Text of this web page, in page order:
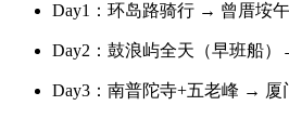
Day1：环岛路骑行 → 曾厝垵
Day2：鼓浪屿全天（早班船
Day3：南普陀寺+五老峰 → 厦